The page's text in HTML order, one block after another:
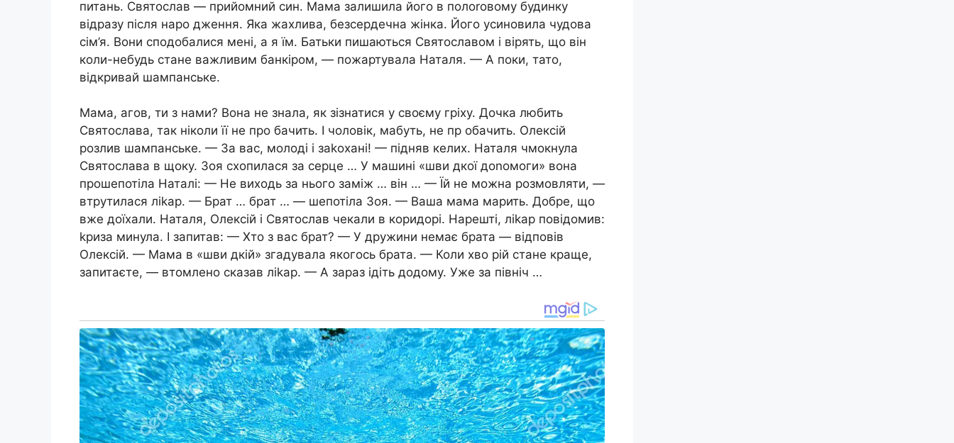
питань. Святослав — прийомний син. Мама залишила його в полоrовому будинку
відразу після наро дження. Яка жахлива, безсердечна жінка. Його усиновила чудова
сім’я. Вони сподобалися мені, а я їм. Батьки пишаються Святославом і вірять, що він
коли-небудь стане важливим банкіром, — пожартувала Наталя. — А поки, тато,
відкривай шампанське.
Мама, агов, ти з нами? Вона не знала, як зізнатися у своєму гріху. Дочка любить
Святослава, так ніколи її не про бачить. І чоловік, мабуть, не пр обачить. Олексій
розлив шампанське. — За вас, молоді і заkохані! — підняв келих. Наталя чмокнула
Святослава в щоку. Зоя схопилася за серце … У машині «шви дкої доnомоги» вона
прошепотіла Наталі: — Не виходь за нього заміж … він … — Їй не можна розмовляти, —
втрутилася ліkар. — Брат … брат … — шепотіла Зоя. — Ваша мама марить. Добре, що
вже доїхали. Наталя, Олексій і Святослав чекали в коридорі. Нарешті, ліkар повідомив:
kриза минула. І запитав: — Хто з вас брат? — У дружини немає брата — відповів
Олексій. — Мама в «шви дкій» згадувала якогось брата. — Коли хво рій стане краще,
запитаєте, — втомлено сказав ліkар. — А зараз ідіть додому. Уже за північ …